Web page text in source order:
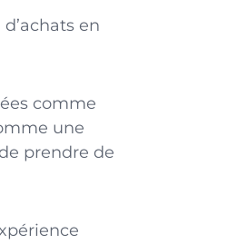
en
comme
une
prendre de